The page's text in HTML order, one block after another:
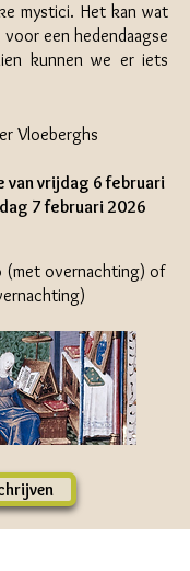
mystici. Het kan wat
een hedendaagse
kunnen we er iets
Vloeberghs
vrijdag 6 februari
7 februari 2026
(met overnachting) of